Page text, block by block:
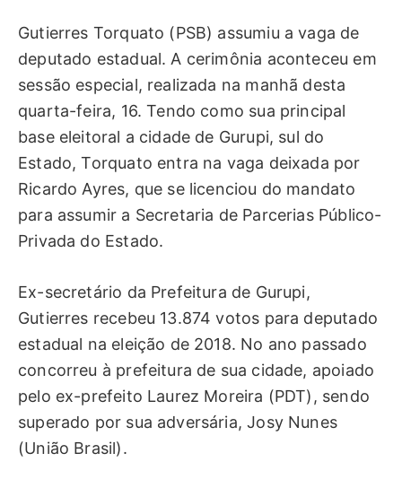
Gutierres Torquato (PSB) assumiu a vaga de
deputado estadual. A cerimônia aconteceu em
sessão especial, realizada na manhã desta
quarta-feira, 16. Tendo como sua principal
base eleitoral a cidade de Gurupi, sul do
Estado, Torquato entra na vaga deixada por
Ricardo Ayres, que se licenciou do mandato
para assumir a Secretaria de Parcerias Público-
Privada do Estado.
Ex-secretário da Prefeitura de Gurupi,
Gutierres recebeu 13.874 votos para deputado
estadual na eleição de 2018. No ano passado
concorreu à prefeitura de sua cidade, apoiado
pelo ex-prefeito Laurez Moreira (PDT), sendo
superado por sua adversária, Josy Nunes
(União Brasil).